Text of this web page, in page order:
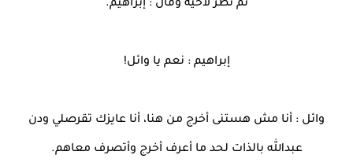
ثم نظر لأخيه وقال : إبراهيم.
إبراهيم : نعم يا وائل!
وائل : أنا مش هستنى أخرج من هنا، أنا عايزك تقرصلي ودن
عبدالله بالذات لحد ما أعرف أخرج وأتصرف معاهم.